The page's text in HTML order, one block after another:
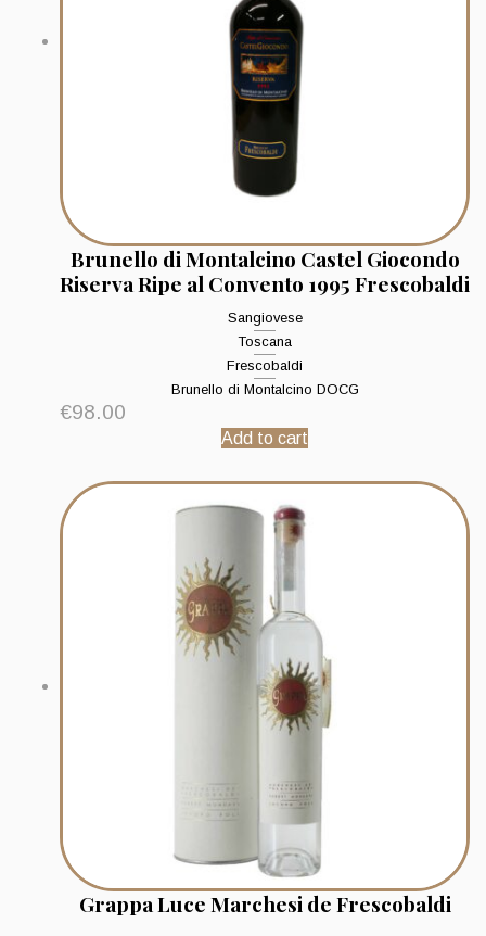
Brunello di Montalcino Castel Giocondo
Riserva Ripe al Convento 1995 Frescobaldi
Sangiovese
Toscana
Frescobaldi
Brunello di Montalcino DOCG
€98.00
Add to cart
Grappa Luce Marchesi de Frescobaldi